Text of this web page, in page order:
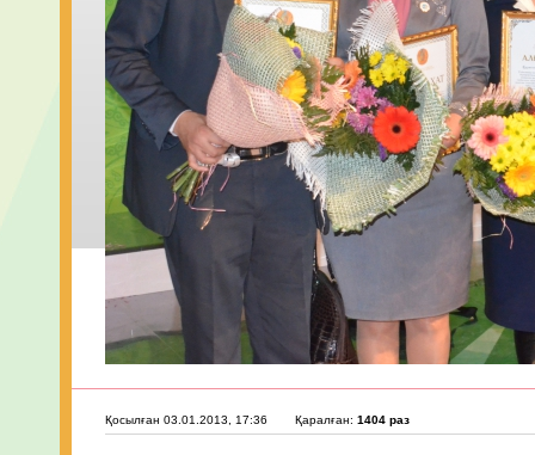
Қосылған 03.01.2013, 17:36 Қаралған: 1404 раз